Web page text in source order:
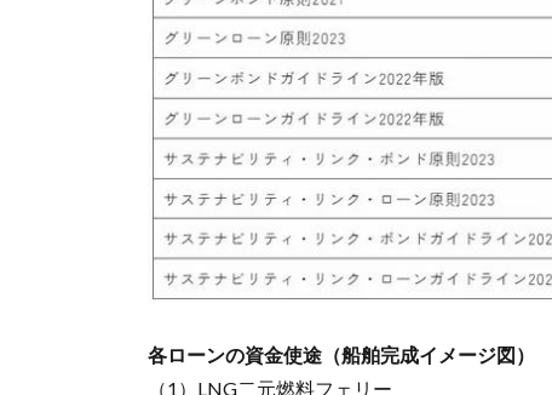
各ローンの資金使途（船舶完成イメージ図）
（1）LNG二元燃料フェリー